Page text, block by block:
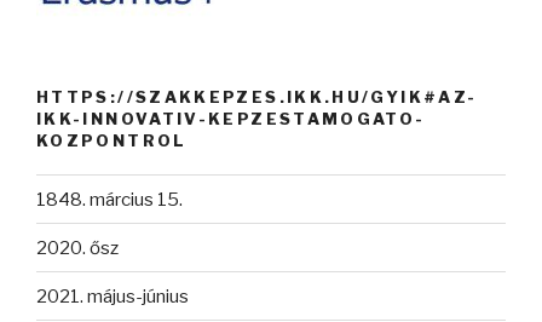
HTTPS://SZAKKEPZES.IKK.HU/GYIK#AZ-
IKK-INNOVATIV-KEPZESTAMOGATO-
KOZPONTROL
1848. március 15.
2020. ősz
2021. május-június